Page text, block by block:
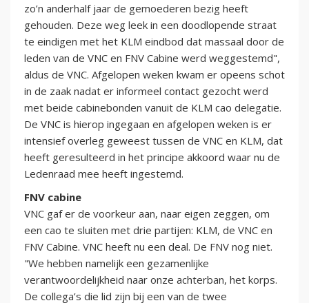
zo’n anderhalf jaar de gemoederen bezig heeft
gehouden. Deze weg leek in een doodlopende straat
te eindigen met het KLM eindbod dat massaal door de
leden van de VNC en FNV Cabine werd weggestemd",
aldus de VNC. Afgelopen weken kwam er opeens schot
in de zaak nadat er informeel contact gezocht werd
met beide cabinebonden vanuit de KLM cao delegatie.
De VNC is hierop ingegaan en afgelopen weken is er
intensief overleg geweest tussen de VNC en KLM, dat
heeft geresulteerd in het principe akkoord waar nu de
Ledenraad mee heeft ingestemd.
FNV cabine
VNC gaf er de voorkeur aan, naar eigen zeggen, om
een cao te sluiten met drie partijen: KLM, de VNC en
FNV Cabine. VNC heeft nu een deal. De FNV nog niet.
"We hebben namelijk een gezamenlijke
verantwoordelijkheid naar onze achterban, het korps.
De collega’s die lid zijn bij een van de twee